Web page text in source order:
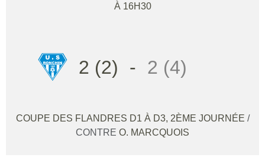
À 16H30
2 (2) - 2 (4)
COUPE DES FLANDRES D1 À D3, 2ÈME JOURNÉE /
CONTRE O. MARCQUOIS